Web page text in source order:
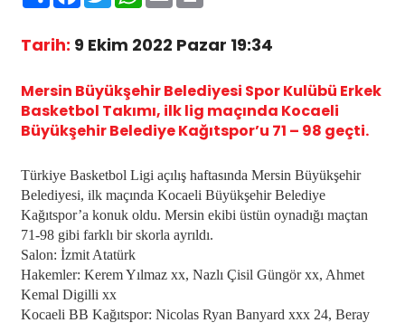
Tarih: 9 Ekim 2022 Pazar 19:34
Mersin Büyükşehir Belediyesi Spor Kulübü Erkek
Basketbol Takımı, ilk lig maçında Kocaeli
Büyükşehir Belediye Kağıtspor’u 71 – 98 geçti.
Türkiye Basketbol Ligi açılış haftasında Mersin Büyükşehir
Belediyesi, ilk maçında Kocaeli Büyükşehir Belediye
Kağıtspor’a konuk oldu. Mersin ekibi üstün oynadığı maçtan
71-98 gibi farklı bir skorla ayrıldı.
Salon: İzmit Atatürk
Hakemler: Kerem Yılmaz xx, Nazlı Çisil Güngör xx, Ahmet
Kemal Digilli xx
Kocaeli BB Kağıtspor: Nicolas Ryan Banyard xxx 24, Beray